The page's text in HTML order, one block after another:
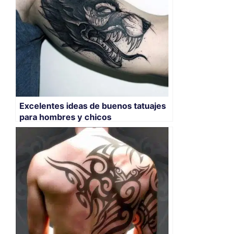
Excelentes ideas de buenos tatuajes
para hombres y chicos